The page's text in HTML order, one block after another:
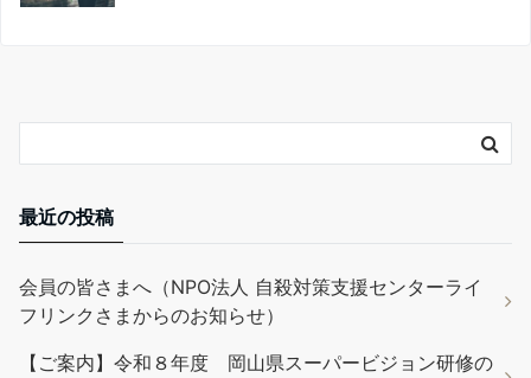
最近の投稿
会員の皆さまへ（NPO法人 自殺対策支援センターライ
フリンクさまからのお知らせ）
【ご案内】令和８年度 岡山県スーパービジョン研修の